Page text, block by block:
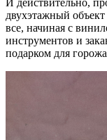
двухэтажный
все, начиная с
инструментов и
подарком для